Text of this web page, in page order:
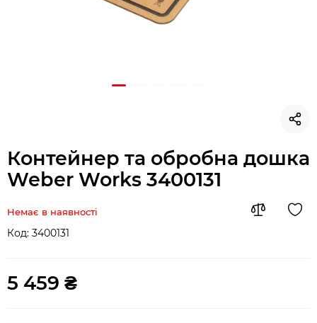
Контейнер та обробна дошка
Weber Works 3400131
Немає в наявності
Код: 3400131
5 459 ₴